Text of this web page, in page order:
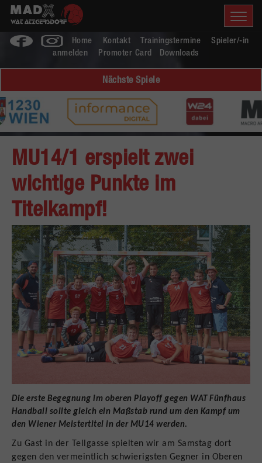
Home Kontakt Trainingstermine
Spieler/-in
anmelden
Promoter Card Downloads
Nächste Spiele
MU14/1 erspielt zwei
wichtige Punkte im
Titelkampf!
Die erste Begegnung im oberen Playoff gegen WAT Fünfhaus
Handball sollte gleich ein Maßstab rund um den Kampf um
den Wiener Meistertitel in der MU14 werden.
Zu Gast in der Tellgasse spielten wir am Samstag dort
gegen den vermeintlich schwierigsten Gegner in Oberen